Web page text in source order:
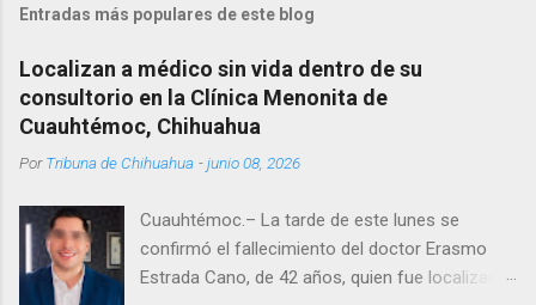
Entradas más populares de este blog
Localizan a médico sin vida dentro de su
consultorio en la Clínica Menonita de
Cuauhtémoc, Chihuahua
PorTribuna de Chihuahua -junio 08, 2026
Cuauhtémoc.– La tarde de este lunes se
confirmó el fallecimiento del doctor Erasmo
Estrada Cano, de 42 años, quien fue localizado